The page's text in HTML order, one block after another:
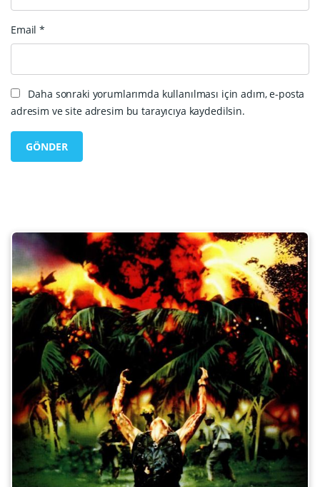
Email*
Daha sonraki yorumlarımda kullanılması için adım, e-posta
adresim ve site adresim bu tarayıcıya kaydedilsin.